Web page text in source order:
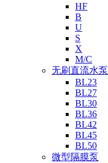
HF
B
U
S
X
M/C
无刷直流水泵
BL23
BL27
BL30
BL36
BL42
BL45
BL50
微型隔膜泵